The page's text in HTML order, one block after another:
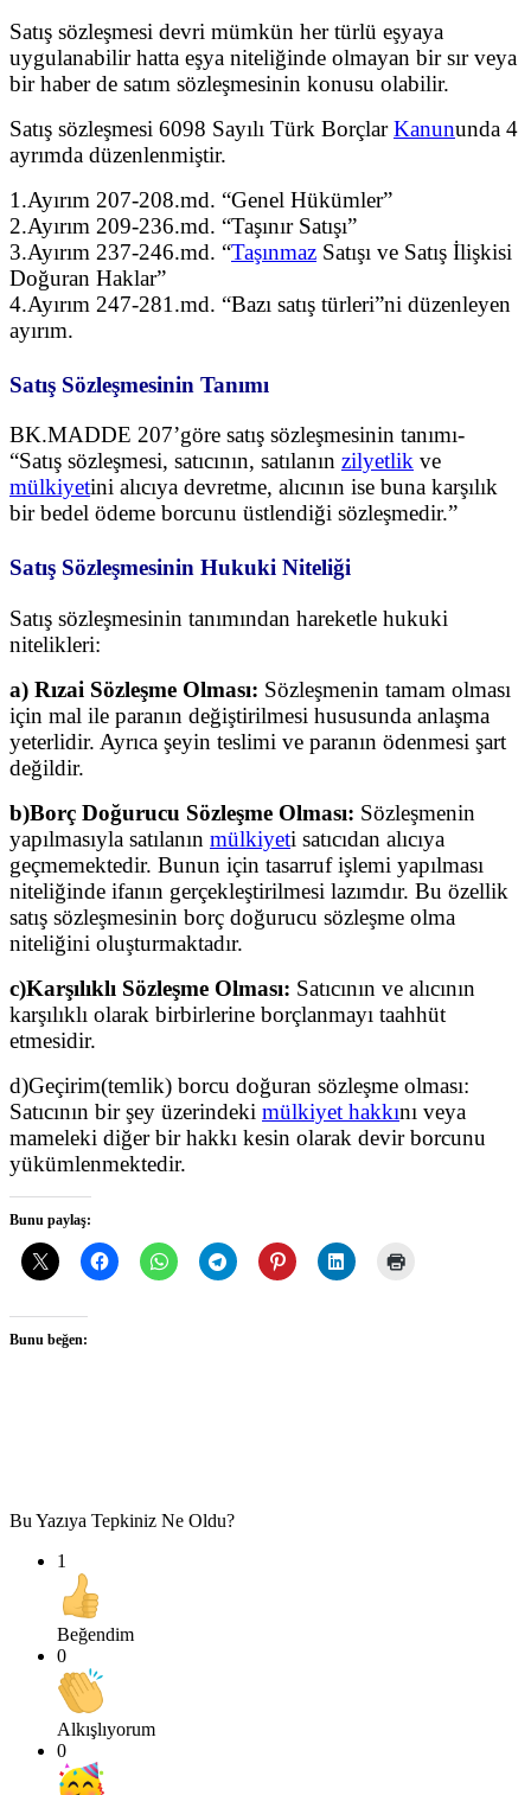
Satış sözleşmesi devri mümkün her türlü eşyaya
uygulanabilir hatta eşya niteliğinde olmayan bir sır veya
bir haber de satım sözleşmesinin konusu olabilir.
Satış sözleşmesi 6098 Sayılı Türk BorçlarKanununda 4
ayrımda düzenlenmiştir.
1.Ayırım 207-208.md. “Genel Hükümler”
2.Ayırım 209-236.md. “Taşınır Satışı”
3.Ayırım 237-246.md. “Taşınmaz Satışı ve Satış İlişkisi
Doğuran Haklar”
4.Ayırım 247-281.md. “Bazı satış türleri”ni düzenleyen
ayırım.
Satış Sözleşmesinin Tanımı
BK.MADDE 207’göre satış sözleşmesinin tanımı-
“Satış sözleşmesi, satıcının, satılanın zilyetlik ve
mülkiyetini alıcıya devretme, alıcının ise buna karşılık
bir bedel ödeme borcunu üstlendiği sözleşmedir.”
Satış Sözleşmesinin Hukuki Niteliği
Satış sözleşmesinin tanımından hareketle hukuki
nitelikleri:
a) Rızai Sözleşme Olması: Sözleşmenin tamam olması
için mal ile paranın değiştirilmesi hususunda anlaşma
yeterlidir. Ayrıca şeyin teslimi ve paranın ödenmesi şart
değildir.
b)Borç Doğurucu Sözleşme Olması: Sözleşmenin
yapılmasıyla satılanın mülkiyeti satıcıdan alıcıya
geçmemektedir. Bunun için tasarruf işlemi yapılması
niteliğinde ifanın gerçekleştirilmesi lazımdır. Bu özellik
satış sözleşmesinin borç doğurucu sözleşme olma
niteliğini oluşturmaktadır.
c)Karşılıklı Sözleşme Olması: Satıcının ve alıcının
karşılıklı olarak birbirlerine borçlanmayı taahhüt
etmesidir.
d)Geçirim(temlik) borcu doğuran sözleşme olması:
Satıcının bir şey üzerindeki mülkiyet hakkını veya
mameleki diğer bir hakkı kesin olarak devir borcunu
yükümlenmektedir.
Bunu paylaş:
Bunu beğen:
Bu Yazıya Tepkiniz Ne Oldu?
1
Beğendim
0
Alkışlıyorum
0